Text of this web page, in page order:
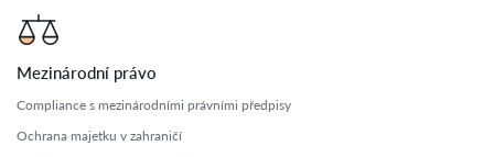
Mezinárodní právo
Compliance s mezinárodními právními předpisy
Ochrana majetku v zahraničí